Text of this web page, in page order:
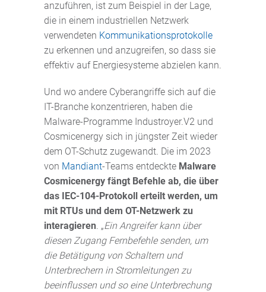
anzuführen, ist zum Beispiel in der Lage,
die in einem industriellen Netzwerk
verwendeten Kommunikationsprotokolle
zu erkennen und anzugreifen, so dass sie
effektiv auf Energiesysteme abzielen kann.
Und wo andere Cyberangriffe sich auf die
IT-Branche konzentrieren, haben die
Malware-Programme Industroyer.V2 und
Cosmicenergy sich in jüngster Zeit wieder
dem OT-Schutz zugewandt. Die im 2023
von Mandiant-Teams entdeckte Malware
Cosmicenergy fängt Befehle ab, die über
das IEC-104-Protokoll erteilt werden, um
mit RTUs und dem OT-Netzwerk zu
interagieren. „Ein Angreifer kann über
diesen Zugang Fernbefehle senden, um
die Betätigung von Schaltern und
Unterbrechern in Stromleitungen zu
beeinflussen und so eine Unterbrechung